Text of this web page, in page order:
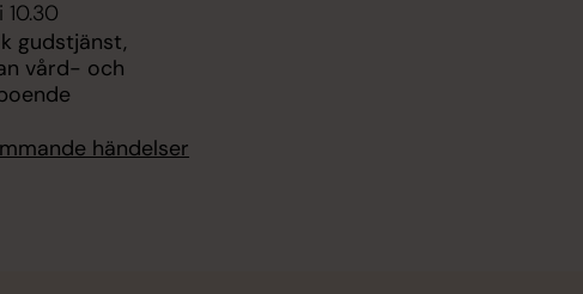
10.30
gudstjänst,
vård- och
händelser